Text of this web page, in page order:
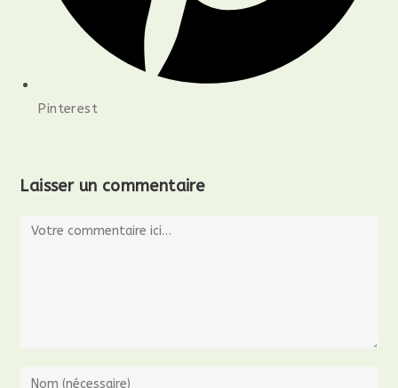
Pinterest
Laisser un commentaire